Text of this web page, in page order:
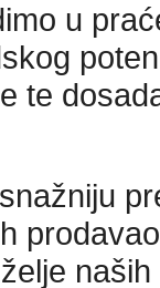
u
te